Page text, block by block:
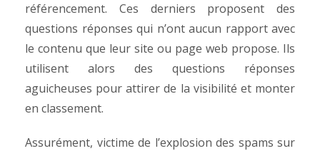
référencement. Ces derniers proposent des
questions réponses qui n’ont aucun rapport avec
le contenu que leur site ou page web propose. Ils
utilisent alors des questions réponses
aguicheuses pour attirer de la visibilité et monter
en classement.
Assurément, victime de l’explosion des spams sur